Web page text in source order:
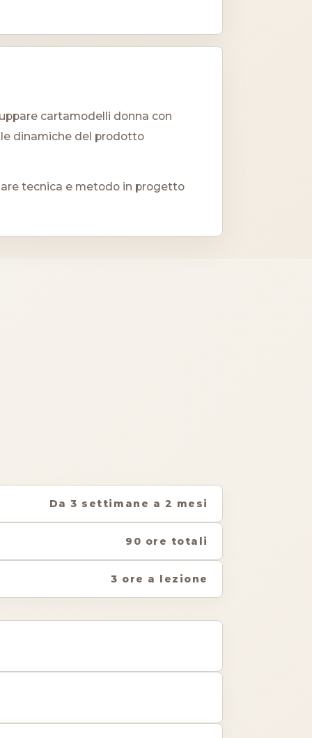
cartamodelli donna con
dinamiche del prodotto
tecnica e metodo in progetto
Da 3 settimane a 2 mesi
90 ore totali
3 ore a lezione